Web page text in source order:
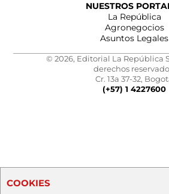
NUESTROS
La República
Agronegocios
Asuntos Legales
© 2026, Editorial La República
derechos
Cr. 13a 37-32,
(+57) 1 4227600
COOKIES